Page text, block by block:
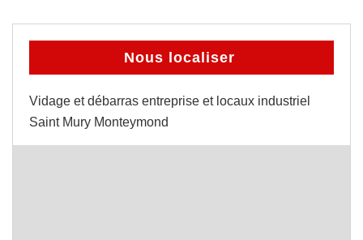
Nous localiser
Vidage et débarras entreprise et locaux industriel
Saint Mury Monteymond